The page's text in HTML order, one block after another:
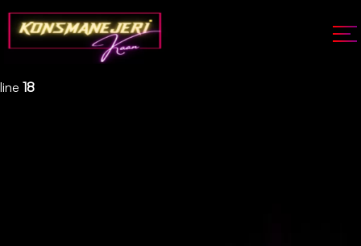
Deprecated: json_decode(): Passing null to parameter #1 ($json)
of type string is deprecated in
/home/konsmenajericom/public_html/api/kontrol/etiket.php
line 18